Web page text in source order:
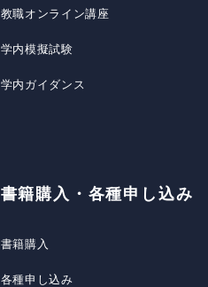
教職オンライン講座
学内模擬試験
学内ガイダンス
書籍購入・各種申し込み
書籍購入
各種申し込み